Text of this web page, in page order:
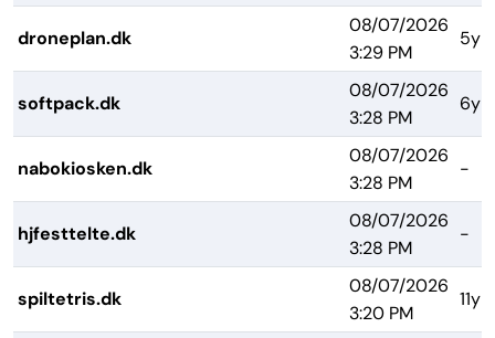
droneplan.dk
08/07/2026
3:29 PM
5yrs
softpack.dk
08/07/2026
3:28 PM
6yrs
nabokiosken.dk
08/07/2026
3:28 PM
-
hjfesttelte.dk
08/07/2026
3:28 PM
-
spiltetris.dk
08/07/2026
3:20 PM
11yrs